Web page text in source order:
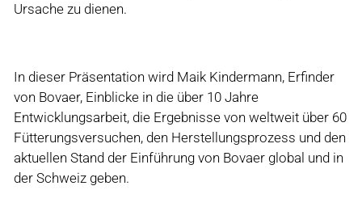
Ursache zu dienen.
In dieser Präsentation wird Maik Kindermann, Erfinder
von Bovaer, Einblicke in die über 10 Jahre
Entwicklungsarbeit, die Ergebnisse von weltweit über 60
Fütterungsversuchen, den Herstellungsprozess und den
aktuellen Stand der Einführung von Bovaer global und in
der Schweiz geben.